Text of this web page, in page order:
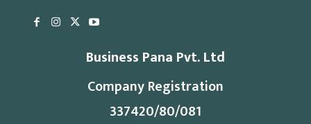
Business Pana Pvt. Ltd
Company Registration
337420/80/081